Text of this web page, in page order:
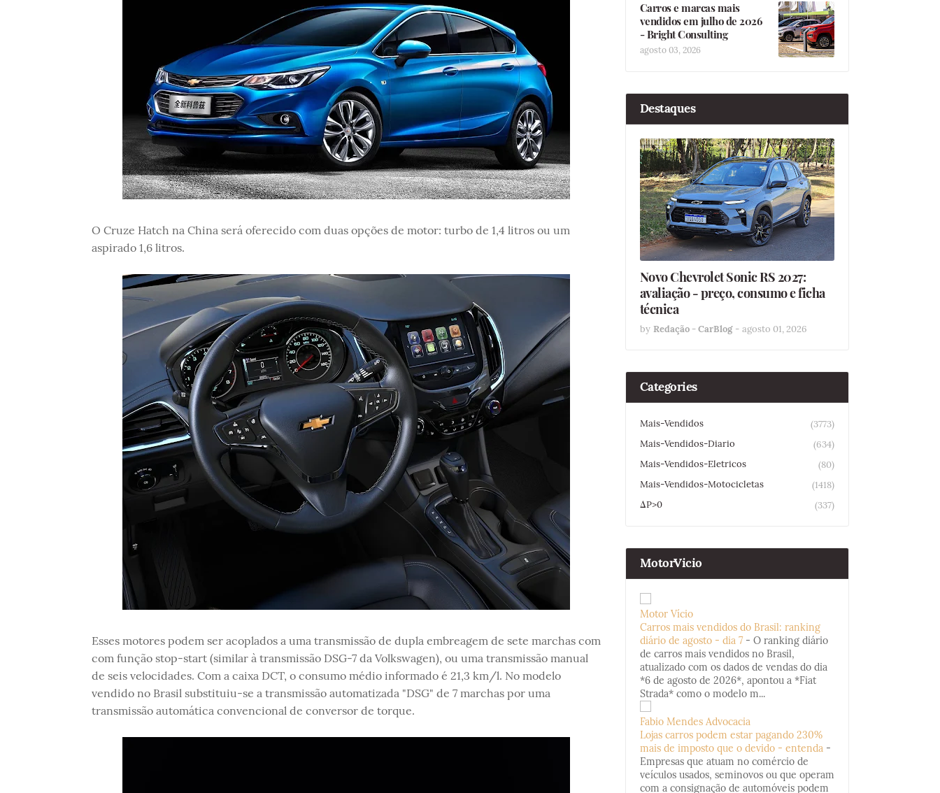
O Cruze Hatch na China será oferecido com duas opções de motor: turbo de 1,4 litros ou um
aspirado 1,6 litros.
Esses motores podem ser acoplados a uma transmissão de dupla embreagem de sete marchas com
com função stop-start (similar à transmissão DSG-7 da Volkswagen), ou uma transmissão manual
de seis velocidades. Com a caixa DCT, o consumo médio informado é 21,3 km/l. No modelo
vendido no Brasil substituiu-se a transmissão automatizada "DSG" de 7 marchas por uma
transmissão automática convencional de conversor de torque.
Carros e marcas mais
vendidos em julho de 2026
- Bright Consulting
agosto 03, 2026
Destaques
Novo Chevrolet Sonic RS 2027:
avaliação - preço, consumo e ficha
técnica
by Redação - CarBlog - agosto 01, 2026
Categories
Mais-Vendidos
(3773)
Mais-Vendidos-Diario
(634)
Mais-Vendidos-Eletricos
(80)
Mais-Vendidos-Motocicletas
(1418)
ΔP>0
(337)
MotorVicio
Motor Vício
Carros mais vendidos do Brasil: ranking
diário de agosto - dia 7 - O ranking diário
de carros mais vendidos no Brasil,
atualizado com os dados de vendas do dia
*6 de agosto de 2026*, apontou a *Fiat
Strada* como o modelo m...
Fabio Mendes Advocacia
Lojas carros podem estar pagando 230%
mais de imposto que o devido - entenda -
Empresas que atuam no comércio de
veículos usados, seminovos ou que operam
com a consignação de automóveis podem